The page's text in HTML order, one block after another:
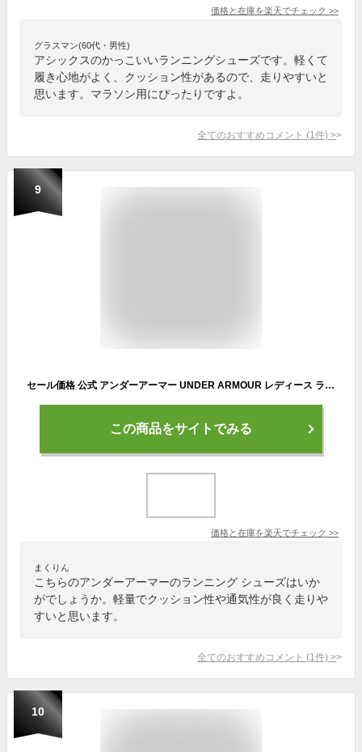
価格と在庫を楽天でチェック >>
グラスマン(60代・男性)
アシックスのかっこいいランニングシューズです。軽くて
履き心地がよく、クッション性があるので、走りやすいと
思います。マラソン用にぴったりですよ。
全てのおすすめコメント (1 件) >
9
セール価格 公式 アンダーアーマー UNDER ARMOUR レディース ランニング シューズ UA チャージド パスート3 ランシュー ウィメンズ 陸上 マラソン 3024889 ランニングシューズ スニーカー ローカット ロゴ フィット クッション 軽量 通気性 ジョギング 部活 スポーツ 運動靴
この商品をサイトでみる
価格と在庫を楽天でチェック >>
まくりん
こちらのアンダーアーマーのランニング シューズはいか
がでしょうか。軽量でクッション性や通気性が良く走りや
すいと思います。
全てのおすすめコメント (1 件) >
10